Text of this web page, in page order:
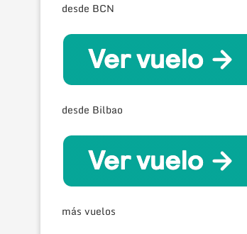
desde BCN
desde Bilbao
más vuelos